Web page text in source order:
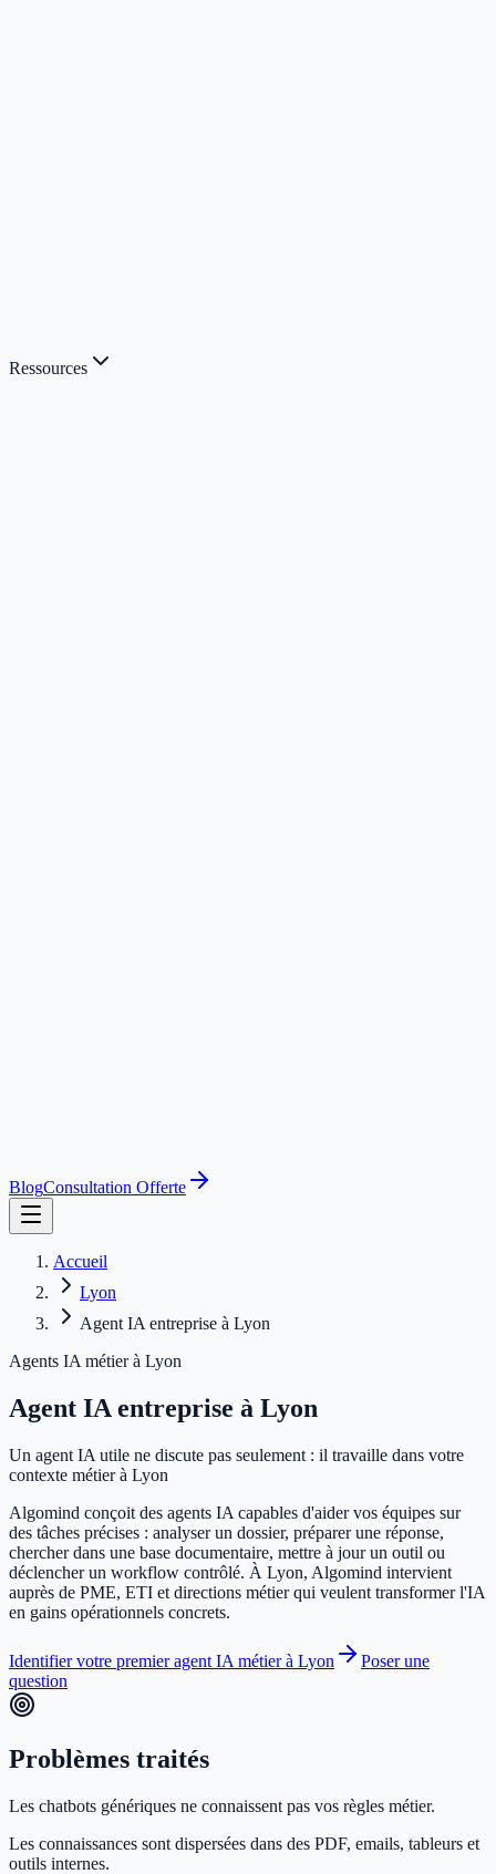
Ressources
BlogConsultation Offerte
Accueil
Lyon
Agent IA entreprise à Lyon
Agents IA métier à Lyon
Agent IA entreprise à Lyon
Un agent IA utile ne discute pas seulement : il travaille dans votre
contexte métier à Lyon
Algomind conçoit des agents IA capables d'aider vos équipes sur
des tâches précises : analyser un dossier, préparer une réponse,
chercher dans une base documentaire, mettre à jour un outil ou
déclencher un workflow contrôlé. À Lyon, Algomind intervient
auprès de PME, ETI et directions métier qui veulent transformer l'IA
en gains opérationnels concrets.
Identifier votre premier agent IA métier à Lyon
Poser une
question
Problèmes traités
Les chatbots génériques ne connaissent pas vos règles métier.
Les connaissances sont dispersées dans des PDF, emails, tableurs et
outils internes.